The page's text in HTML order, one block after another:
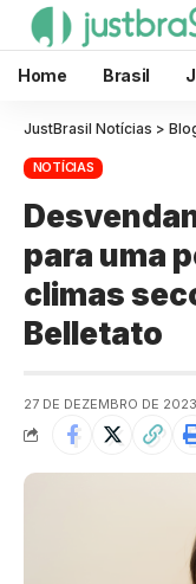
Home Brasil
JustBrasil Notícias >
NOTÍCIAS
para uma
climas
Belletato
27 DE DEZEMBRO DE 2023